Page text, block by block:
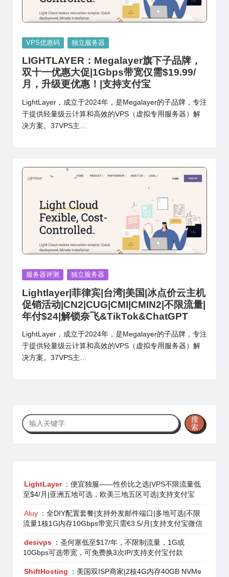
Posted
VPS优惠码 独立服务器
LIGHTLAYER：Megalayer旗下子品牌，
双十一优惠大促|1Gbps带宽仅需$19.99/
月，升级更优惠！|支持支付宝
LightLayer，成立于2024年，是Megalayer的子品牌，专注
于提供轻量级云计算和高效的VPS（虚拟专用服务器）解
决方案。37VPS主…
Posted
服务器评测 独立服务器
Lightlayer|菲律宾|台湾|美国|冰点价云主机
促销活动|CN2|CUG|CMI|CMIN2|不限流量|
年付$24|解锁奈飞&TikTok&ChatGPT
LightLayer，成立于2024年，是Megalayer的子品牌，专注
于提供轻量级云计算和高效的VPS（虚拟专用服务器）解
决方案。37VPS主…
搜
索
搜
索
LightLayer ：便宜独服——性价比之选|VPS不限流量低
至$4/月|亚洲五地可选，欧美三地五区可选|支持支付宝
Aluy ：全DIY配置套餐|支持外发邮件端口|多地可选|不限
流量1核1G内存10Gbps带宽只需€3.5/月|支持支付宝微信
desivps
：圣何塞低至$17/年，不限制流量，1G或
10Gbps可选带宽，可免费换3次IP/支持支付宝付款
ShiftHosting
：美国双ISP商家|2核4G内存40GB NVMe